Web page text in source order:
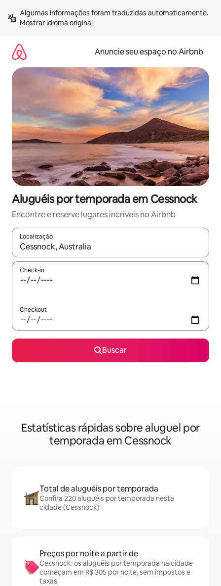
para
Mostrar idioma original
Anuncie seu espaço no Airbnb
Aluguéis por temporada em Cessnock
Encontre e reserve lugares incríveis no Airbnb
Localização
Quando os resultados estiverem disponíveis, explore-os
Check-in
Checkout
Buscar
Estatísticas rápidas sobre aluguel por
temporada em Cessnock
Total de aluguéis por temporada
Confira 220 aluguéis por temporada nesta
cidade (Cessnock)
Preços por noite a partir de
Cessnock: os aluguéis por temporada na cidade
começam em R$ 305 por noite, sem impostos e
taxas